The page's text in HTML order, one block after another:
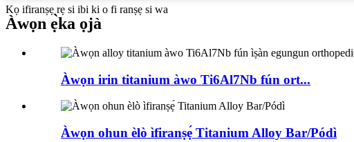
Kọ ifiranṣẹ rẹ si ibi ki o fi ranṣẹ si wa
Àwọn ẹ̀ka ọjà
Àwọn irin titanium àwo Ti6Al7Nb fún ort...
Àwọn ohun èlò ìfiranṣẹ́ Titanium Alloy Bar/Pódì